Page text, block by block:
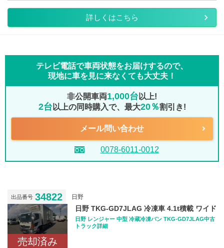
詳しくはこちら
テレビ電話で車両状態をお届けするので、
現地に車を見に来なくても大丈夫！
非公開車両1,000台 以上!
2台 以上の同時購入で、最大20％割引き!
メール問い合わせ
0078-6011-0012
出品番号 34822 日野
売却済み
日野 TKG-GD7JLAG 冷凍車 4.1t積載 ワイド
日野 レンジャー 中型 冷蔵冷凍バン TKG-GD7JLAG中古
トラック詳細